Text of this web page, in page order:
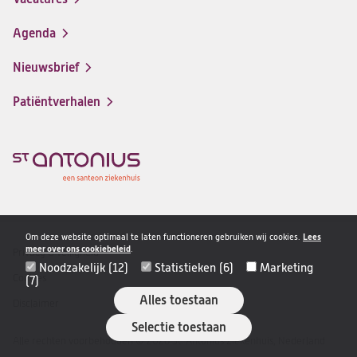
Om deze website optimaal te laten functioneren gebruiken wij cookies. Lees
meer over ons cookiebeleid.
Noodzakelijk (12) Statistieken (6)
Marketing
(7)
Alles toestaan
Selectie toestaan
nieuwe
(opent
in
nieuwe
Agenda
Nieuwsbrief
Patiëntverhalen
Disclaimer
navigatie
Privacy & veiligheid
Cookies
Alle rechten voorbehouden © 2026 St. Antonius Ziekenhuis, Nederland